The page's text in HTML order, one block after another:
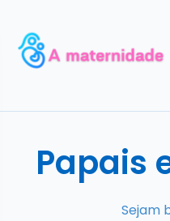
Papais
Sejam